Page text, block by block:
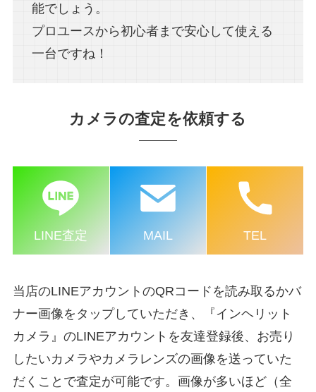
能でしょう。
プロユースから初心者まで安心して使える
一台ですね！
カメラの査定を依頼する
LINE査定 MAIL TEL
当店のLINEアカウントのQRコードを読み取るかバ
ナー画像をタップしていただき、『インヘリット
カメラ』のLINEアカウントを友達登録後、お売り
したいカメラやカメラレンズの画像を送っていた
だくことで査定が可能です。画像が多いほど（全